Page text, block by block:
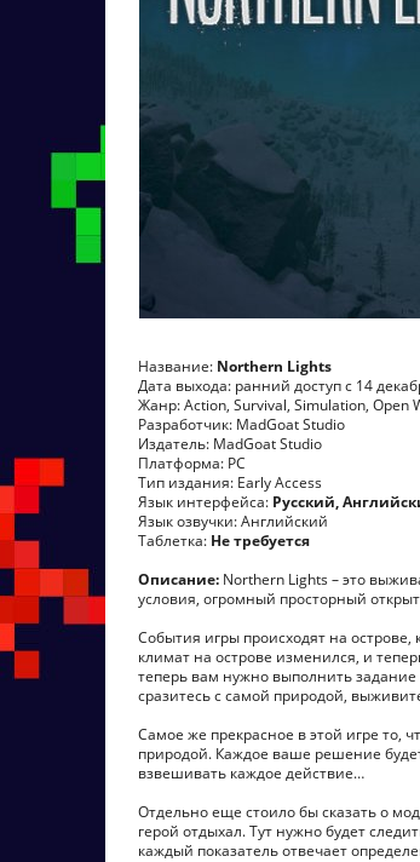
Название: Northern Lights
Дата выхода: ранний доступ с 14
Жанр: Action, Survival, Simulation, Open
Разработчик: MadGoat Studio
Издатель: MadGoat Studio
Платформа: PC
Тип издания: Early Access
Язык интерфейса: Русский,
Язык озвучки: Английский
Таблетка: Не требуется
Описание: Northern Lights – это
условия, огромный просторный
События игры происходят на
климат на острове изменился, и
теперь вам нужно выполнить задание
сразитесь с самой природой,
Самое же прекрасное в этой игре то,
природой. Каждое ваше решение
взвешивать каждое действие…
Отдельно еще стоило бы сказать о
герой отдыхал. Тут нужно будет
каждый показатель отвечает